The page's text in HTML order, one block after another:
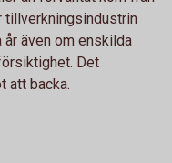
tillverkningsindustrin
även om enskilda
Det
att backa.